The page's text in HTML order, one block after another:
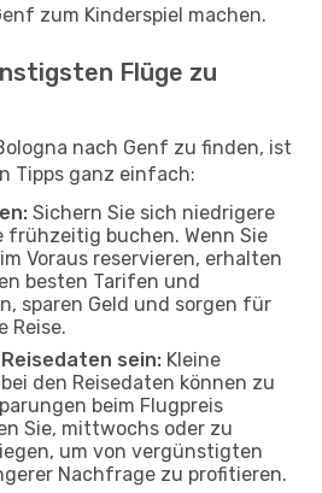
zum Kinderspiel machen.
Flüge zu
nach Genf zu finden, ist
Tipps ganz einfach:
Sichern Sie sich niedrigere
frühzeitig buchen. Wenn Sie
Voraus reservieren, erhalten
besten Tarifen und
sparen Geld und sorgen für
Reise.
sein: Kleine
den Reisedaten können zu
beim Flugpreis
Sie, mittwochs oder zu
um von vergünstigten
Nachfrage zu profitieren.